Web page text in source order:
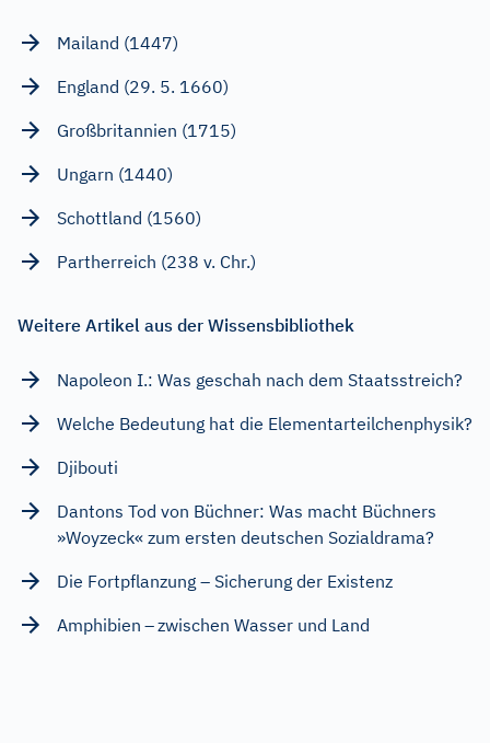
Mailand (1447)
England (29. 5. 1660)
Großbritannien (1715)
Ungarn (1440)
Schottland (1560)
Partherreich (238 v. Chr.)
Weitere Artikel aus der Wissensbibliothek
Napoleon I.: Was geschah nach dem Staatsstreich?
Welche Bedeutung hat die Elementarteilchenphysik?
Djibouti
Dantons Tod von Büchner: Was macht Büchners
»Woyzeck« zum ersten deutschen Sozialdrama?
Die Fortpflanzung – Sicherung der Existenz
Amphibien – zwischen Wasser und Land